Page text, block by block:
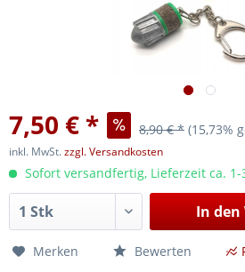
7,50 € * 8,90 € * (15,73%
inkl. MwSt.zzgl. Versandkosten
Sofort versandfertig, Lieferzeit ca. 1-
In den
Merken Bewerten